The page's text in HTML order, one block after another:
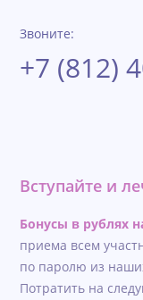
Звоните:
+7 (812)
Вступайте и
Бонусы в рублях
приема всем
по паролю из
Потратить на